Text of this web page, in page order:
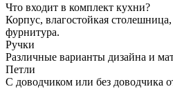
Что входит в комплект кухни?
Корпус, влагостойкая
фурнитура.
Ручки
Различные варианты дизайна и
Петли
С доводчиком или без доводчика